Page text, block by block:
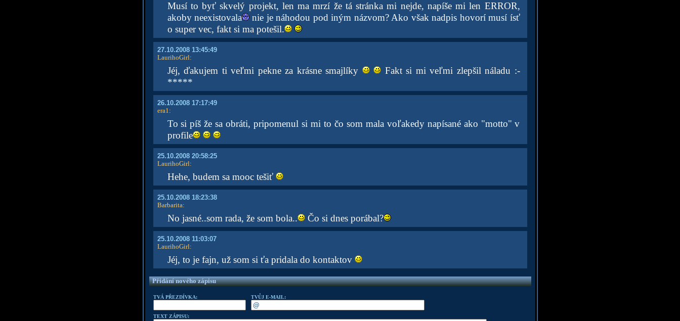
Musí to byť skvelý projekt, len ma mrzí že tá stránka mi nejde, napíše mi len ERROR,
akoby neexistovala
nie je náhodou pod iným názvom? Ako však nadpis hovorí musí ísť
o super vec, fakt si ma potešil.
27.10.2008 13:45:49
LaurihoGirl:
Jéj, ďakujem ti veľmi pekne za krásne smajlíky
Fakt si mi veľmi zlepšil náladu :-
*****
26.10.2008 17:17:49
era1:
To si píš že sa obráti, pripomenul si mi to čo som mala voľakedy napísané ako "motto" v
profile
25.10.2008 20:58:25
LaurihoGirl:
Hehe, budem sa mooc tešiť
25.10.2008 18:23:38
Barbarita:
No jasné..som rada, že som bola.. Čo si dnes porábal?
25.10.2008 11:03:07
LaurihoGirl:
Jéj, to je fajn, už som si ťa pridala do kontaktov
Přidání nového zápisu
TVÁ PŘEZDÍVKA: TVŮJ E-MAIL:
TEXT ZÁPISU: